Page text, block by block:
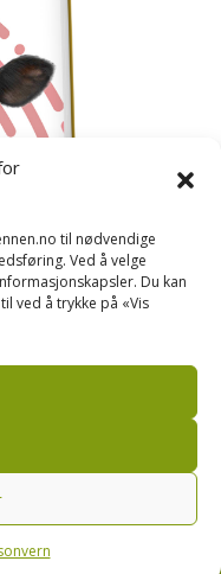
til nødvendige
Ved å velge
Du kan
ved å trykke på «Vis
4001 Stavanger
regler